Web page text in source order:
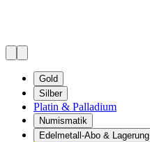
Gold
Silber
Platin & Palladium
Numismatik
Edelmetall-Abo & Lagerung